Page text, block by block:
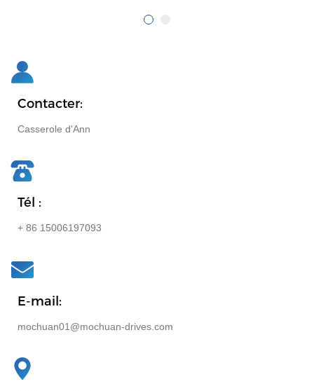
Contacter:
Casserole d'Ann
Tél :
+ 86 15006197093
E-mail:
mochuan01@mochuan-drives.com